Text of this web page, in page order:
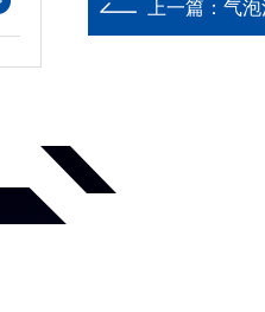
上一篇： 气